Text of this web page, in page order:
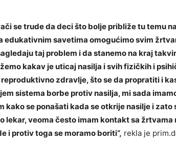
se trude da deci što bolje približe tu temu
edukativnim savetima omogućimo svim
taj problem i da stanemo na kraj
kakav je uticaj nasilja i svih fizičkih i
zdravlje, što se da propratiti i
sistema borbe protiv nasilja, mi sada
kako se ponašati kada se otkrije nasilje i
lekar, veoma često imam kontakt sa žrtvama
i protiv toga se moramo boriti“, rekla je